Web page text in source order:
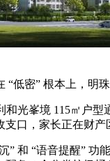
密” 根本上，明珠
峯境 115㎡户型
口，家长正在财产
“语音提醒” 功